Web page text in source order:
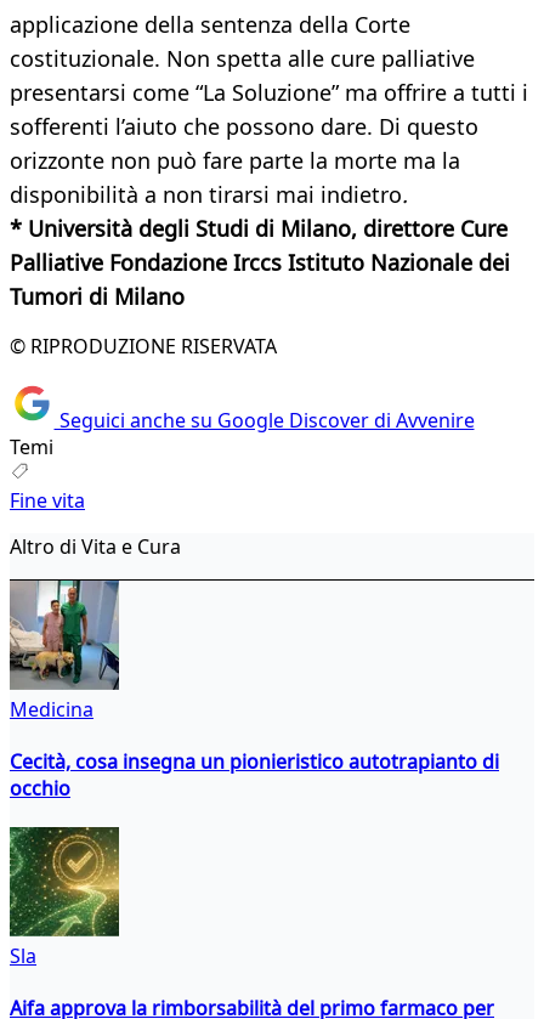
applicazione della sentenza della Corte
costituzionale. Non spetta alle cure palliative
presentarsi come “La Soluzione” ma offrire a tutti i
sofferenti l’aiuto che possono dare. Di questo
orizzonte non può fare parte la morte ma la
disponibilità a non tirarsi mai indietro.
* Università degli Studi di Milano, direttore Cure
Palliative Fondazione Irccs Istituto Nazionale dei
Tumori di Milano
© RIPRODUZIONE RISERVATA
Seguici anche su Google Discover di Avvenire
Temi
Fine vita
Altro di Vita e Cura
Medicina
Cecità, cosa insegna un pionieristico autotrapianto di
occhio
Sla
Aifa approva la rimborsabilità del primo farmaco per